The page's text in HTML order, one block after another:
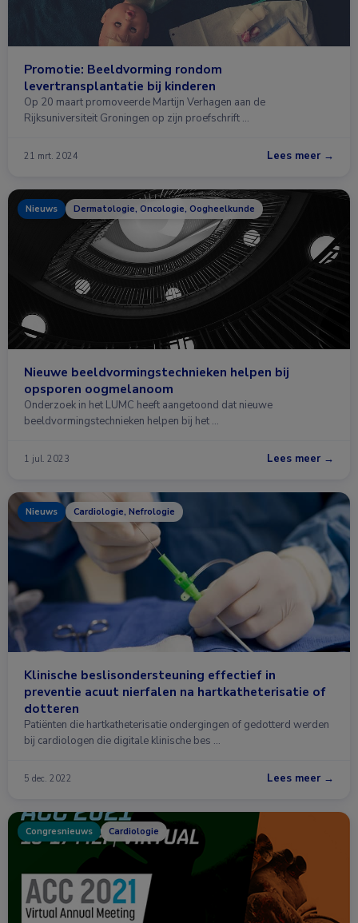
Promotie: Beeldvorming rondom
levertransplantatie bij kinderen
Op 20 maart promoveerde Martijn Verhagen aan de
Rijksuniversiteit Groningen op zijn proefschrift …
21 mrt. 2024 Lees meer →
Nieuws Dermatologie, Oncologie, Oogheelkunde
Nieuwe beeldvormingstechnieken helpen bij
opsporen oogmelanoom
Onderzoek in het LUMC heeft aangetoond dat nieuwe
beeldvormingstechnieken helpen bij het …
1 jul. 2023 Lees meer →
Nieuws Cardiologie, Nefrologie
Klinische beslisondersteuning effectief in
preventie acuut nierfalen na hartkatheterisatie of
dotteren
Patiënten die hartkatheterisatie ondergingen of gedotterd werden
bij cardiologen die digitale klinische bes …
5 dec. 2022 Lees meer →
Congresnieuws Cardiologie